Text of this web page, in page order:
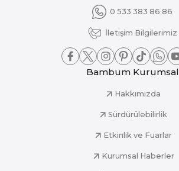
0 533 383 86 86
İletişim Bilgilerimiz
Bambum Kurumsal
Hakkımızda
Sürdürülebilirlik
Etkinlik ve Fuarlar
Kurumsal Haberler